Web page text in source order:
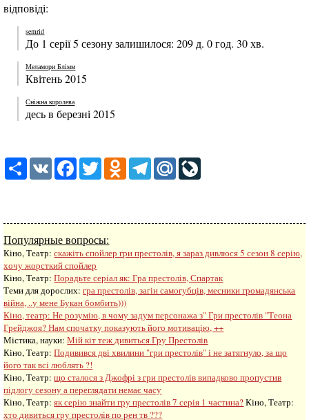
відповіді:
semrid
До 1 серії 5 сезону залишилося: 209 д. 0 год. 30 хв.
Меламори Блімм
Квітень 2015
Сніжна королева
десь в березні 2015
ShareVK FacebookTwitterOdnoklassniki
TelegramMail.Ru
Популярные вопросы:
Кіно, Театр:скажіть спойлер гри престолів, я зараз дивлюся 5 сезон 8 серію,
хочу жорсткий спойлер
Кіно, Театр:Порадьте серіал як: Гра престолів, Спартак
Теми для дорослих:гра престолів, загін самогубців, месники громадянська
війна, ..у мене Букан бомбить)))
Кіно, театр:Не розумію, в чому задум персонажа з" Гри престолів "Теона
Грейджоя? Нам спочатку показують його мотивацію, ++
Містика, науки:Мій кіт теж дивиться Гру Престолів
Кіно, Театр:Подивився дві хвилини "гри престолів" і не затягнуло, за що
його так всі люблять ?!
Кіно, Театр:що сталося з Джофрі з гри престолів випадково пропустив
підлогу сезону а переглядати немає часу
Кіно, Театр:як серію знайти гру престолів 7 серія 1 частина?Кіно, Театр:
хто дивиться гру престолів по рен тв ???